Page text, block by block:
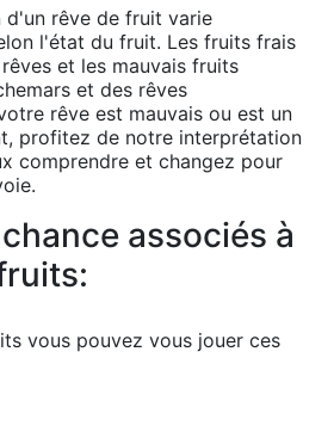
d'un rêve de fruit varie
l'état du fruit. Les fruits frais
et les mauvais fruits
et des rêves
rêve est mauvais ou est un
profitez de notre interprétation
comprendre et changez pour
associés à
vous pouvez vous jouer ces